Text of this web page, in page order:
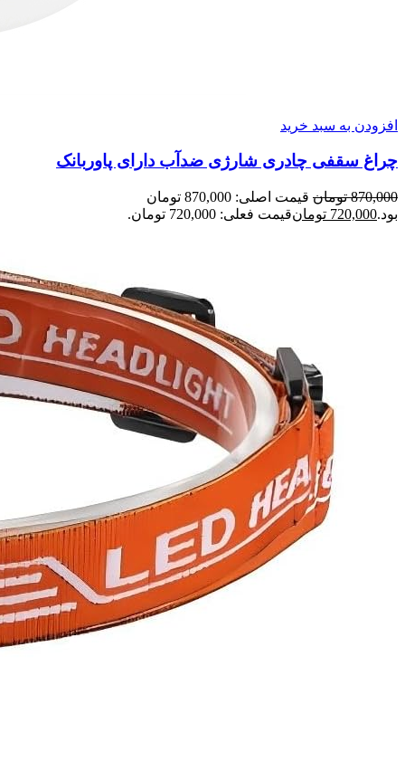
افزودن به سبد خرید
چراغ سقفی چادری شارژی ضدآب دارای پاوربانک
870,000 تومان
قیمت اصلی: 870,000 تومان
بود.720,000 تومانقیمت فعلی: 720,000 تومان.